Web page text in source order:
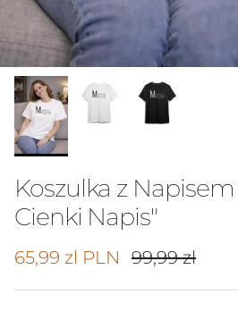
Koszulka z
Cienki Napis"
Cena promocyjna
65,99 zl PLN Cena
99,99 zl